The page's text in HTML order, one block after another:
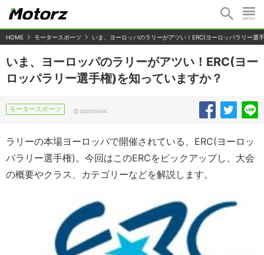
HOME モータースポーツ いま、ヨーロッパのラリーがアツい！ERC(ヨーロッパラリー選
いま、ヨーロッパのラリーがアツい！ERC(ヨー
ロッパラリー選手権)を知っていますか？
モータースポーツ 2020/04/04
ラリーの本場ヨーロッパで開催されている、ERC(ヨーロッ
パラリー選手権)。今回はこのERCをピックアップし、大会
の概要やクラス、カテゴリーなどを解説します。